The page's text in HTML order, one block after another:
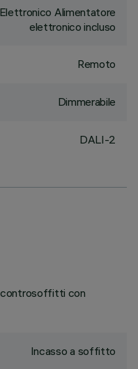
Elettronico Alimentatore
elettronico incluso
Remoto
Dimmerabile
DALI-2
controsoffitti con
Incasso a soffitto